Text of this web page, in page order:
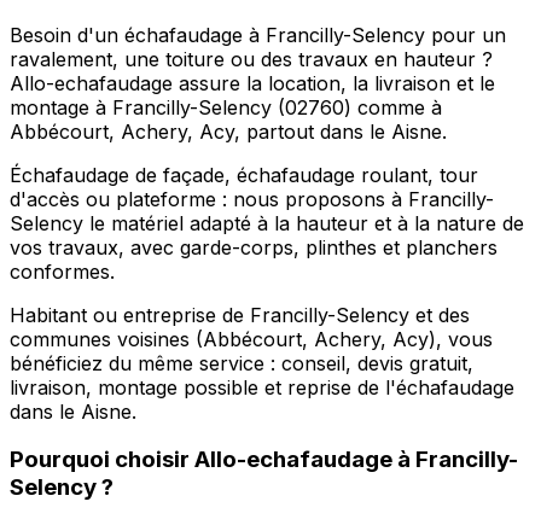
Besoin d'un échafaudage à Francilly-Selency pour un
ravalement, une toiture ou des travaux en hauteur ?
Allo-echafaudage assure la location, la livraison et le
montage à Francilly-Selency (02760) comme à
Abbécourt, Achery, Acy, partout dans le Aisne.
Échafaudage de façade, échafaudage roulant, tour
d'accès ou plateforme : nous proposons à Francilly-
Selency le matériel adapté à la hauteur et à la nature de
vos travaux, avec garde-corps, plinthes et planchers
conformes.
Habitant ou entreprise de Francilly-Selency et des
communes voisines (Abbécourt, Achery, Acy), vous
bénéficiez du même service : conseil, devis gratuit,
livraison, montage possible et reprise de l'échafaudage
dans le Aisne.
Pourquoi choisir Allo-echafaudage à Francilly-
Selency?